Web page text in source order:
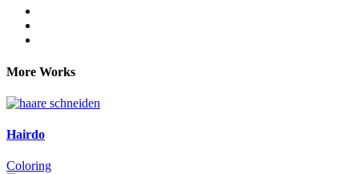
More Works
Hairdo
Coloring